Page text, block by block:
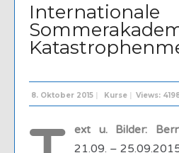
Internationale
8. Oktober 2015 Kurse Views:
ext u. Bilder:
21.09. –